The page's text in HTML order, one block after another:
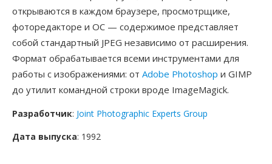
открываются в каждом браузере, просмотрщике,
фоторедакторе и ОС — содержимое представляет
собой стандартный JPEG независимо от расширения.
Формат обрабатывается всеми инструментами для
работы с изображениями: от Adobe Photoshop и GIMP
до утилит командной строки вроде ImageMagick.
Разработчик: Joint Photographic Experts Group
Дата выпуска: 1992